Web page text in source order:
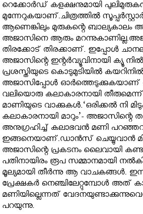
റെക്കോർഡ് കളക്ഷനുമായി
മുന്നേറുകയാണ്.ചിത്രത്തിൽ
ആണെങ്കിലും മുരുകന്റെ ബാല്യകാലം
അജാസിനെ ആരും
തിരക്കോട് തിരക്കാണ്. ഇപ്പോൾ
അജാസിന്റെ ഇന്റർവ്യൂവിനായി ക്യൂ
പ്രശസ്തിയുടെ കൊടുമുടിയിൽ
അജാസിപ്പോൾ
വലിയൊരു കലാകാരനായി
മാണിയുടെ വാക്കുകൾ.‘ഒരിക്കല്‍ നി
കലാകാരനായി മാറും’-
അനുഗ്രഹിച്ച് കലാഭവൻ മണി
ഇങ്ങനെയാണ്.ഡാന്‍സ് ചെയ്യുവാന്‍
അജാസിന്റെ പ്രകടനം ലൈവായി
പതിനായിരം രൂപ സമ്മാനമായി
മൂല്യമായി തീര്‍ന്നു ആ വാചകങ്ങള്‍.
പ്രേക്ഷകര്‍ നെഞ്ചിലേറ്റുമ്പോള്‍ അത്
മണിയില്ലെന്നത്
പറയുന്നു.